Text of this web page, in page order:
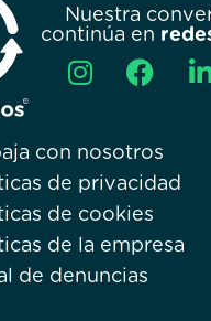
Nuestra
continúa en
con nosotros
de privacidad
de cookies
de la empresa
de denuncias